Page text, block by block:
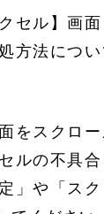
セル】画
方法につ
をスクロ
ルの不具
」や「ス